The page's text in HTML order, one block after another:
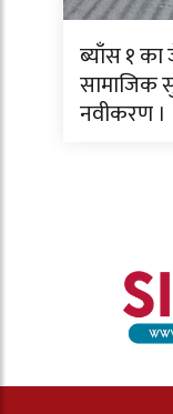
ब्याँस १ का
सामाजिक
नवीकरण ।